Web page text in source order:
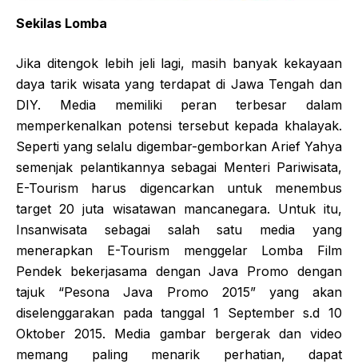
Sekilas Lomba
Jika ditengok lebih jeli lagi, masih banyak kekayaan
daya tarik wisata yang terdapat di Jawa Tengah dan
DIY. Media memiliki peran terbesar dalam
memperkenalkan potensi tersebut kepada khalayak.
Seperti yang selalu digembar-gemborkan Arief Yahya
semenjak pelantikannya sebagai Menteri Pariwisata,
E-Tourism harus digencarkan untuk menembus
target 20 juta wisatawan mancanegara. Untuk itu,
Insanwisata sebagai salah satu media yang
menerapkan E-Tourism menggelar Lomba Film
Pendek bekerjasama dengan Java Promo dengan
tajuk “Pesona Java Promo 2015” yang akan
diselenggarakan pada tanggal 1 September s.d 10
Oktober 2015. Media gambar bergerak dan video
memang paling menarik perhatian, dapat